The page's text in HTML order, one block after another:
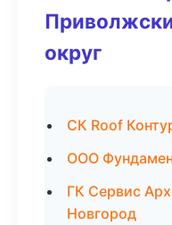
округ
СК Roof
ООО
ГК Сервис
Новгород